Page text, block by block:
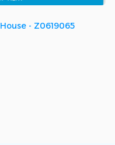
- Z0619065